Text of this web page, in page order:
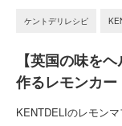
ケントデリレシピ
【英国の味を
作るレモンカ
KENTDELIのレモン